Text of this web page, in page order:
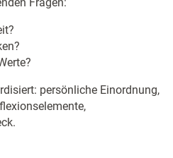
persönliche Einordnung,